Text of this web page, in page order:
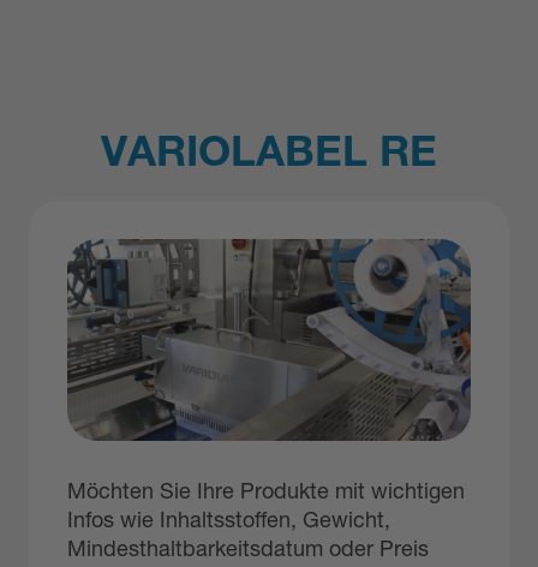
VARIOLABEL RE
Möchten Sie Ihre Produkte mit wichtigen
Infos wie Inhaltsstoffen, Gewicht,
Mindesthaltbarkeitsdatum oder Preis